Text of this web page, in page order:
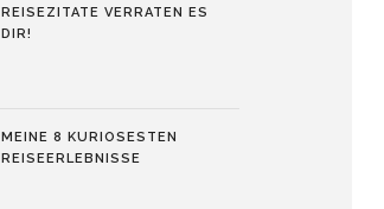
REISEZITATE VERRATEN ES
DIR!
MEINE 8 KURIOSESTEN
REISEERLEBNISSE